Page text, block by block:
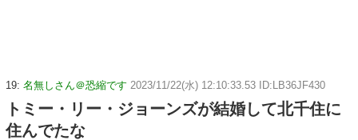
19: 名無しさん＠恐縮です 2023/11/22(水) 12:10:33.53 ID:LB36JF430
トミー・リー・ジョーンズが結婚して北千住に
住んでたな